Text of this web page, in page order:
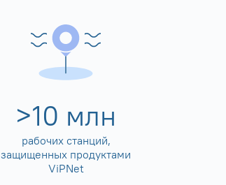
>10 млн
рабочих станций,
защищенных продуктами
ViPNet